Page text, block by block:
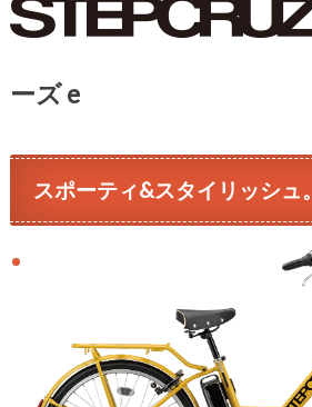
ーズ e
スポーティ&スタイリッシュ。